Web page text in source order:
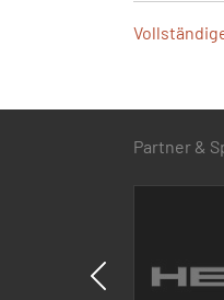
Partner &